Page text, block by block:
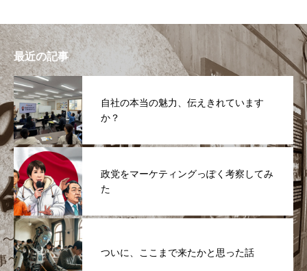
最近の記事
自社の本当の魅力、伝えきれています
か？
政党をマーケティングっぽく考察してみ
た
ついに、ここまで来たかと思った話